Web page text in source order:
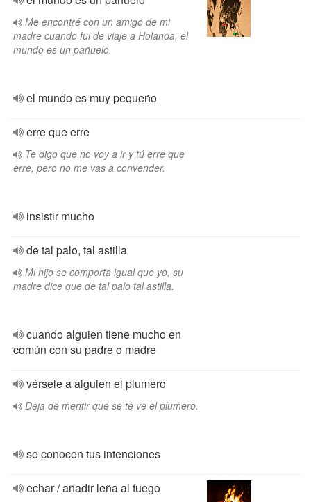
Me encontré con un amigo de mi
madre cuando fui de viaje a Holanda, el
mundo es un pañuelo.
el mundo es muy pequeño
erre que erre
Te digo que no voy a ir y tú erre que
erre, pero no me vas a convender.
insistir mucho
de tal palo, tal astilla
Mi hijo se comporta igual que yo, su
madre dice que de tal palo tal astilla.
cuando alguien tiene mucho en
común con su padre o madre
vérsele a alguien el plumero
Deja de mentir que se te ve el plumero.
se conocen tus intenciones
echar / añadir leña al fuego